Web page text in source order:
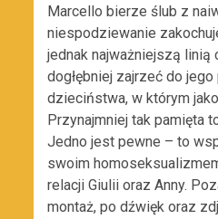
Marcello bierze ślub z
niespodziewanie
jednak najważniejszą
dogłębniej zajrzeć do
dzieciństwa, w którym
Przynajmniej tak pamięta
Jedno jest pewne – to
swoim
relacji Giulii oraz Anny.
montaż, po dźwięk oraz